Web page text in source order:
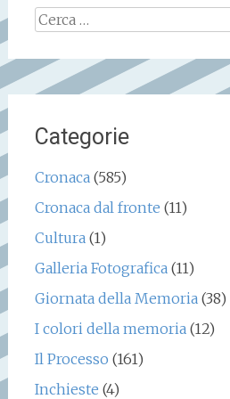
Ricerca
Categorie
Cronaca(585)
Cronaca dal fronte (11)
Cultura(1)
Galleria Fotografica(11)
Giornata della Memoria(38)
I colori della memoria(12)
Il Processo (161)
Inchieste (4)